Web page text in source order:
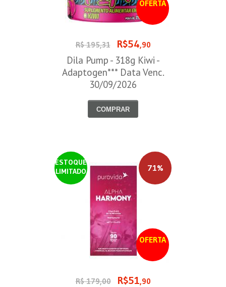
OFERTA
R$ 195,31 R$54,90
Dila Pump - 318g Kiwi -
Adaptogen*** Data Venc.
30/09/2026
COMPRAR
ESTOQUE
LIMITADO
OFERTA
71%
R$ 179,00 R$51,90